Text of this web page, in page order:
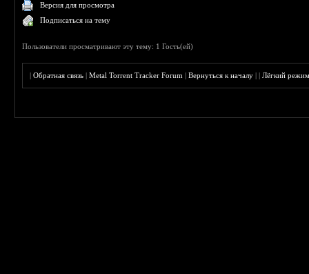
Версия для просмотра
Подписаться на тему
Пользователи просматривают эту тему: 1 Гость(ей)
|Обратная связь |Metal Torrent Tracker Forum |Вернуться к началу ||Лёгкий